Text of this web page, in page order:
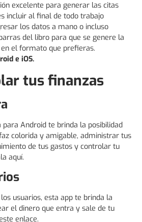
excelente para generar las citas
incluir al final de todo trabajo
los datos a mano o incluso
del libro para que se genere la
el formato que prefieras.
e iOS.
tus finanzas
para Android te brinda la posibilidad
colorida y amigable, administrar tus
de tus gastos y controlar tu
aquí.
usuarios, esta app te brinda la
el dinero que entra y sale de tu
enlace.